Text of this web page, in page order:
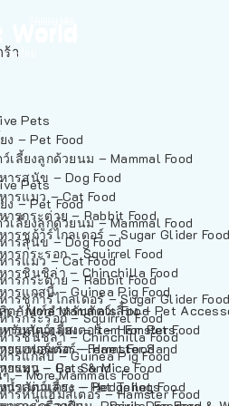
า
Pets
ง – Pet Food
เลี้ยงลูกด้วยนม – Mammal Food
ารสุนัข – Dog Food
ารแมว – Cat Food
ารกระต่าย – Rabbit Food
ารชูก้าร์ไกลเดอร์ – Sugar Glider Food
ารกระรอก – Squirrel Food
ารชินชิล่า – Chinchilla Food
ารแกสบี้ – Guinea Pig Food
– More Mammals Food
ารหนูแฮมสเตอร์ – Hamster Food
Pets
ง – Pet Food
เลี้ยงลูกด้วยนม – Mammal Food
ารสุนัข – Dog Food
ารแมว – Cat Food
ารกระต่าย – Rabbit Food
ารชูก้าร์ไกลเดอร์ – Sugar Glider Food
ารกระรอก – Squirrel Food
ารชินชิล่า – Chinchilla Food
ารแกสบี้ – Guinea Pig Food
– More Mammals Food
ารหนูแฮมสเตอร์ – Hamster Food
ารเฟอร์เร็ต – Ferret Food
ารหนู – Rats & Mice Food
ารเม่นแคระ – Hedgehog Food
ตภัณฑ์สำหรับสัตว์เลี้ยง – Pet
รับสัตว์เลี้ยง – Item For Pets
ยแฮมสเตอร์ – Hamster Sand
ยแมว – Cat Sand
น้ำสัตว์เลี้ยง – Pet Toilets